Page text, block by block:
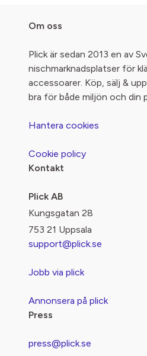
Om oss
Plick är sedan 2013 en av
nischmarknadsplatser för
accessoarer. Köp, sälj &
bra för både miljön och din
Hantera cookies
Cookie policy
Kontakt
Plick AB
Kungsgatan 28
753 21 Uppsala
support@plick.se
Jobb via plick
Annonsera på plick
Press
press@plick.se